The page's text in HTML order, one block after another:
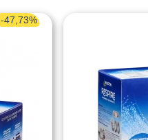
-47,73%